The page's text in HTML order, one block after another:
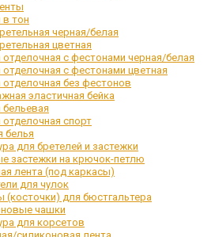
в тон
черная/белая
цветная
отделочная с фестонами черная/белая
отделочная с фестонами цветная
отделочная без фестонов
эластичная бейка
бельевая
отделочная спорт
белья
для бретелей и застежки
застежки на крючок-петлю
лента (под каркасы)
для чулок
(косточки) для бюстгальтера
чашки
для корсетов